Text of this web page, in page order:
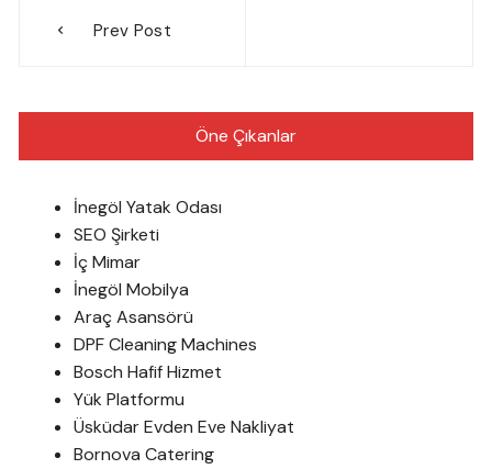
gezinmesi
Prev Post
Öne Çıkanlar
İnegöl Yatak Odası
SEO Şirketi
İç Mimar
İnegöl Mobilya
Araç Asansörü
DPF Cleaning Machines
Bosch Hafif Hizmet
Yük Platformu
Üsküdar Evden Eve Nakliyat
Bornova Catering